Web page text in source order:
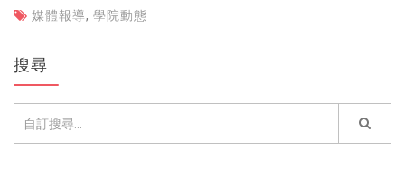
媒體報導, 學院動態
搜尋